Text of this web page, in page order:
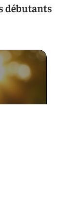
débutants